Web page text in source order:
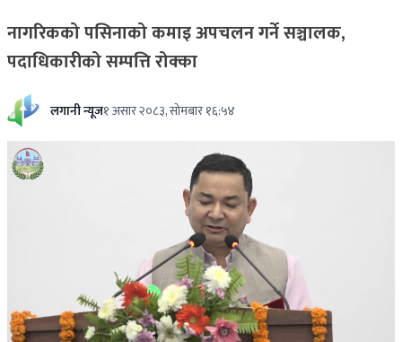
नागरिकको पसिनाको कमाइ अपचलन गर्ने सञ्चालक,
पदाधिकारीको सम्पत्ति रोक्का
लगानी न्यूज१ असार २०८३, सोमबार १६:५४